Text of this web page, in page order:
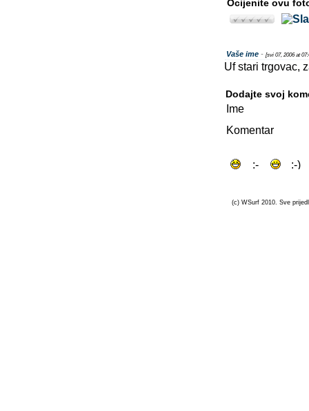
Ocijenite ovu
Vaše ime - [svi 07, 2006 at
Uf stari trgovac,
Dodajte svoj
Ime
Komentar
(c) WSurf 2010. Sve